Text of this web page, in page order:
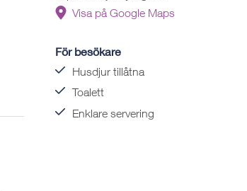
Visa på Google Maps
För besökare
Husdjur tillåtna
Toalett
Enklare servering